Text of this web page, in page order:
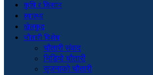
कृषि र किसान
स्वास्थ्य
खेलकुद
चौतारी विशेष
चौतारी संवाद
भिडियो चौतारी
सृजनाको चौतारी